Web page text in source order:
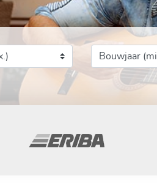
Vanaf bouwjaar